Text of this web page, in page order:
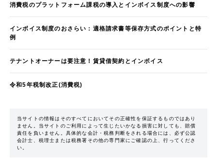
消費税のプラットフォーム課税の導入とインボイス制度への影響
インボイス制度のおさらい：適格請求書等保存方式のポイントと特
例
テナントオーナーは要注意！賃貸借契約とインボイス
令和5年税制改正(消費税)
当サイトの情報はそのすべてにおいてその正確性を保証するものではあり
ません。当サイトのご利用によって生じたいかなる損害に対しても、賠償
責任を負いません。具体的な会計・税務判断をされる場合には、必ず公認
会計士、税理士または税務署その他の専門家にご確認の上、行ってくださ
い。